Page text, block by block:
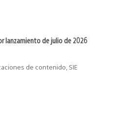
lanzamiento de julio de 2026
de contenido, SIE